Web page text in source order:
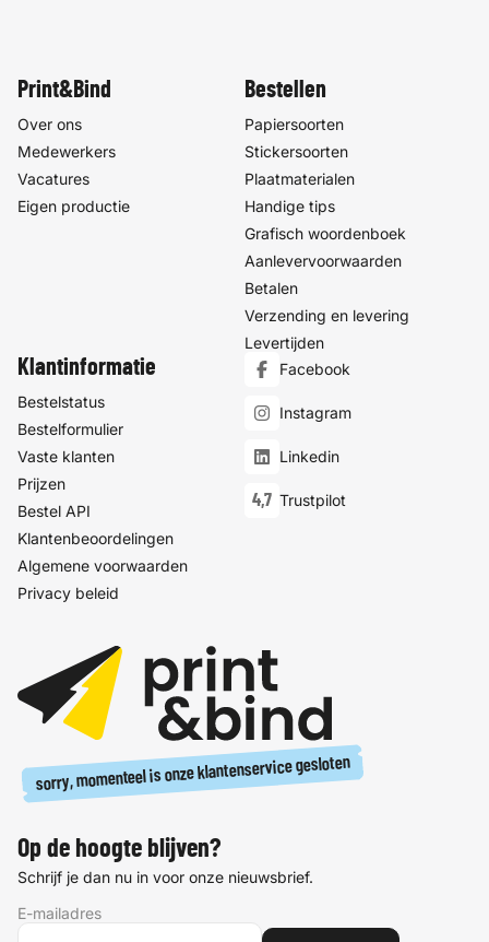
Print&Bind
Over ons
Medewerkers
Vacatures
Eigen productie
Bestellen
Papiersoorten
Stickersoorten
Plaatmaterialen
Handige tips
Grafisch woordenboek
Aanlevervoorwaarden
Betalen
Verzending en levering
Levertijden
Klantinformatie
Bestelstatus
Bestelformulier
Vaste klanten
Prijzen
Bestel API
Klantenbeoordelingen
Algemene voorwaarden
Privacy beleid
Facebook
Instagram
Linkedin
4,7 Trustpilot
sorry, momenteel is onze klantenservice gesloten
Op de hoogte blijven?
Schrijf je dan nu in voor onze nieuwsbrief.
E-mailadres